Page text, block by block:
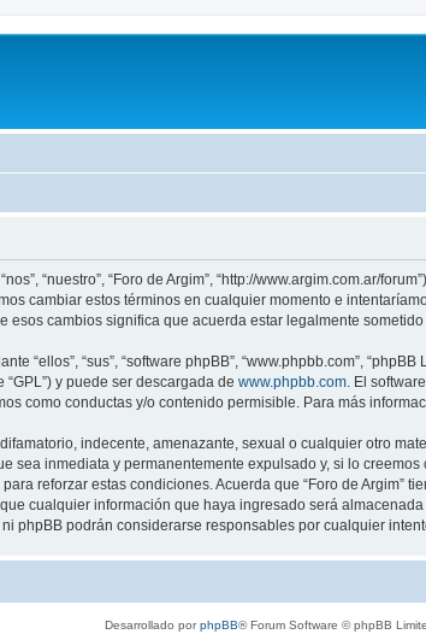
“nuestro”, “Foro de Argim”, “http://www.argim.com.ar/
cambiar estos términos en cualquier momento e
esos cambios significa que acuerda estar legalmente
“ellos”, “sus”, “software phpBB”, “www.phpbb.com”,
“GPL”) y puede ser descargada de www.phpbb.com . El
como conductas y/o contenido permisible. Para más
indecente, amenazante, sexual o cualquier otro
sea inmediata y permanentemente expulsado y, si lo
reforzar estas condiciones. Acuerda que “Foro de Argim”
cualquier información que haya ingresado será
phpBB podrán considerarse responsables por cualquier
Desarrollado porphpBB® Forum Software © phpBB